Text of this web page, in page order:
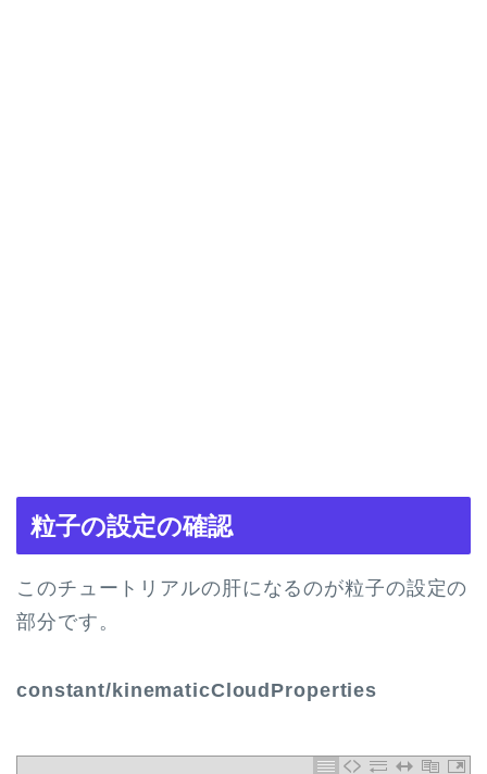
粒子の設定の確認
このチュートリアルの肝になるのが粒子の設定の
部分です。
constant/kinematicCloudProperties